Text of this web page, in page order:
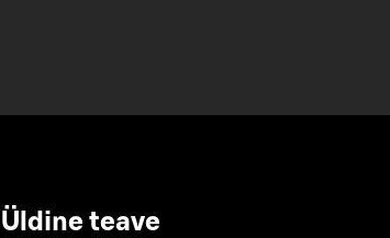
Üldine teave